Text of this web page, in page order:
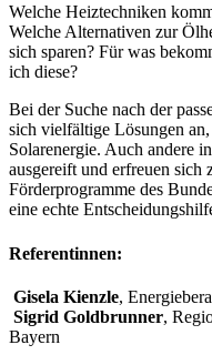
Welche Heiztechniken
Welche Alternativen zur
sich sparen? Für was
ich diese?
Bei der Suche nach der
sich vielfältige Lösungen
Solarenergie. Auch andere
ausgereift und erfreuen sich
Förderprogramme des
eine echte
Referentinnen:
Gisela Kienzle,
Sigrid Goldbrunner,
Bayern